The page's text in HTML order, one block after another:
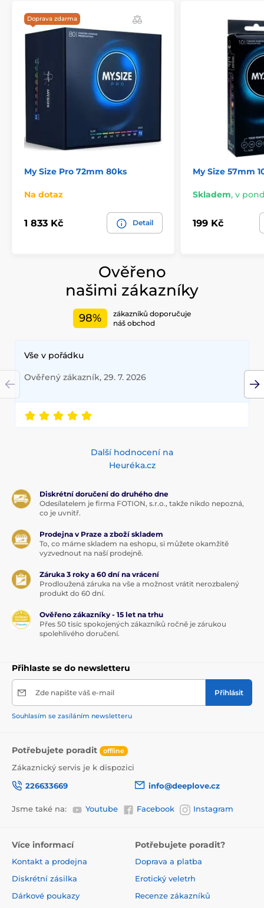
Doprava zdarma
My Size Pro 72mm 80ks
Na dotaz
1 833 Kč Detail
My Size 57mm
Skladem, v
199 Kč
Ověřeno
našimi zákazníky
98%
zákazníků doporučuje
náš obchod
Vše v pořádku
Ověřený zákazník, 29. 7. 2026
Další hodnocení na
Heuréka.cz
Diskrétní doručení do druhého dne
Odesílatelem je firma FOTION, s.r.o., takže nikdo nepozná,
co je uvnitř.
Prodejna v Praze a zboží skladem
To, co máme skladem na eshopu, si můžete okamžitě
vyzvednout na naší prodejně.
Záruka 3 roky a 60 dní na vrácení
Prodloužená záruka na vše a možnost vrátit nerozbalený
produkt do 60 dní.
Ověřeno zákazníky - 15 let na trhu
Přes 50 tisíc spokojených zákazníků ročně je zárukou
spolehlivého doručení.
Přihlaste se do newsletteru
Zde napište váš e-mail Přihlásit
Souhlasím se zasíláním newsletteru
Potřebujete poradit offline
Zákaznický servis je k dispozici
226633669
info@deeplove.cz
Jsme také na: Youtube Facebook Instagram
Více informací
Kontakt a prodejna
Diskrétní zásilka
Dárkové poukazy
Potřebujete poradit?
Doprava a platba
Erotický veletrh
Recenze zákazníků